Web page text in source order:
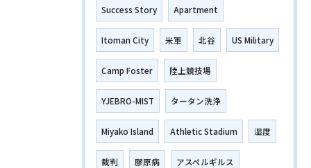
Success Story Apartment
Itoman City 米軍 北谷 US Military
Camp Foster 陸上競技場
YJEBRO-MIST タータン洗浄
Miyako Island Athletic Stadium 湿度
裁判 膠原病 アスペルギルス